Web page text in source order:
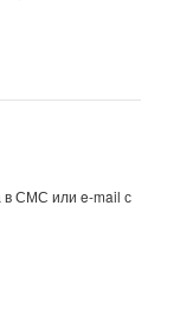
в СМС или e-mail с